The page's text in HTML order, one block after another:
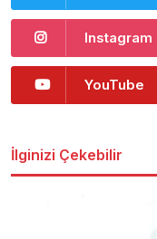
Instagram
YouTube
İlginizi Çekebilir